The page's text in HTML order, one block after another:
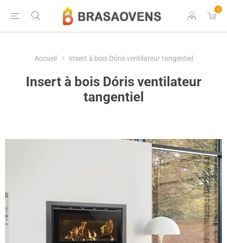
0
Accueil Insert à bois Dóris ventilateur tangentiel
Insert à bois Dóris ventilateur
tangentiel